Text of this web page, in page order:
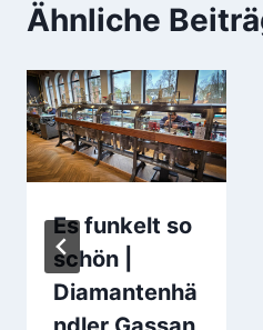
Ähnliche
Es funkelt so
schön |
Diamantenhä